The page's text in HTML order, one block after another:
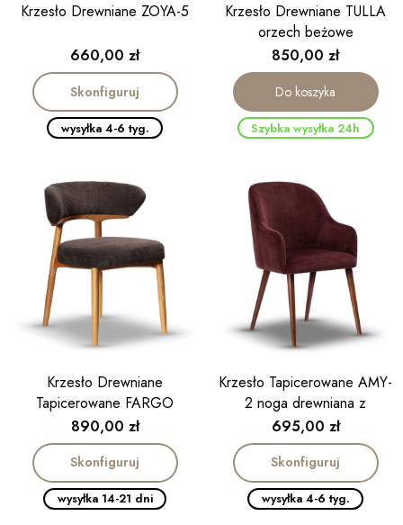
Krzesło Drewniane ZOYA-5
Cena
660,00 zł
Skonfiguruj
wysyłka 4-6 tyg.
Krzesło Drewniane TULLA
orzech beżowe
Cena
850,00 zł
Do koszyka
Szybka wysyłka 24h
Krzesło Drewniane
Tapicerowane FARGO
Cena
890,00 zł
Skonfiguruj
wysyłka 14-21 dni
Krzesło Tapicerowane AMY-
2 noga drewniana z
podłokietnikiem
Cena
695,00 zł
Skonfiguruj
wysyłka 4-6 tyg.